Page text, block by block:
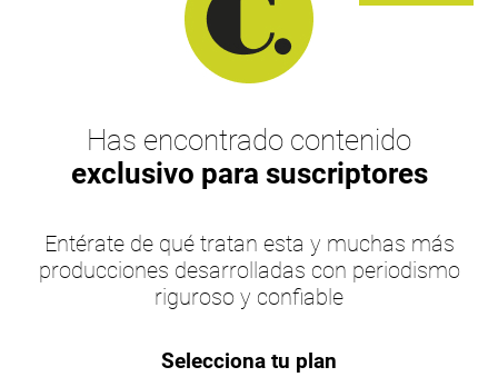
Has encontrado contenido
exclusivo para suscriptores
Entérate de qué tratan esta y muchas más
producciones desarrolladas con periodismo
riguroso y confiable
Selecciona tu plan